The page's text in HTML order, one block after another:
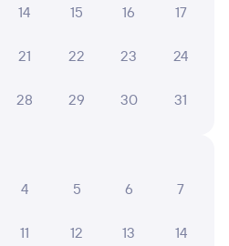
найти
Вятских Полян в Зиму
14 15 16 17
21 22 23 24
28 29 30 31
4 5 6 7
11 12 13 14